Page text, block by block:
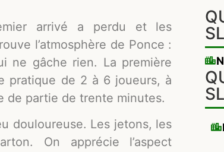
arrivé a perdu et les
l’atmosphère de Ponce :
ne gâche rien. La première
pratique de 2 à 6 joueurs, à
de partie de trente minutes.
douloureuse. Les jetons, les
On apprécie l’aspect